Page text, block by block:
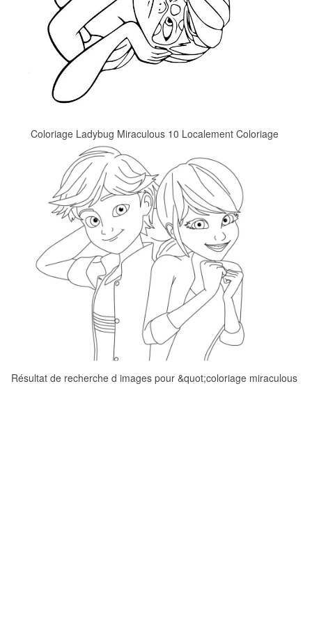
Coloriage Ladybug Miraculous 10 Localement Coloriage
Résultat de recherche d images pour &quot;coloriage miraculous